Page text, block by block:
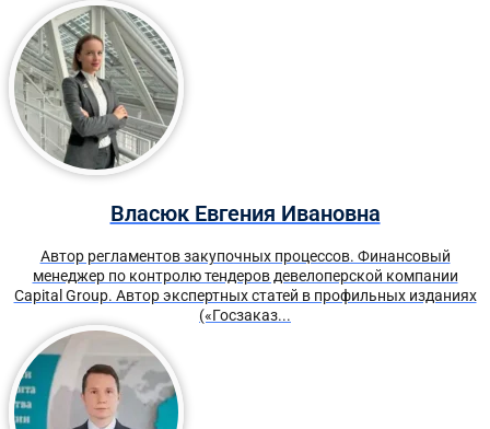
Власюк Евгения Ивановна
Автор регламентов закупочных процессов. Финансовый
менеджер по контролю тендеров девелоперской компании
Capital Group. Автор экспертных статей в профильных изданиях
(«Госзаказ...